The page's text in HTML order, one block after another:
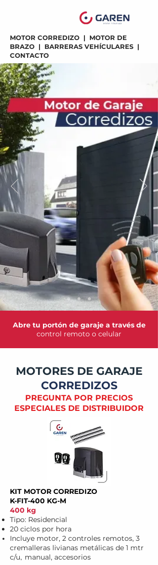
MOTOR CORREDIZO | MOTOR DE
BRAZO | BARRERAS VEHÍCULARES |
CONTACTO
Abre tu portón de garaje a través de
control remoto o celular
MOTORES DE GARAJE
CORREDIZOS
PREGUNTA POR PRECIOS
ESPECIALES DE DISTRIBUIDOR
KIT MOTOR CORREDIZO
K-FIT-400 KG-M
400 kg
Tipo: Residencial
20 ciclos por hora
Incluye motor, 2 controles remotos, 3
cremalleras livianas metálicas de 1 mtr
c/u, manual, accesorios